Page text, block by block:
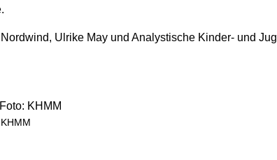
Ulrike May und Analystische Kinder- und